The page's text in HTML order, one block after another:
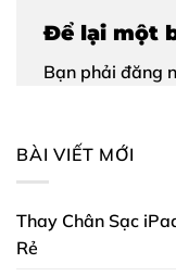
Để lại một
Bạn phải đăng
BÀI VIẾT MỚI
Thay Chân Sạc
Rẻ